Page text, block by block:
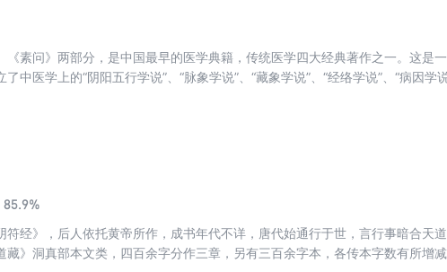
《素问》两部分，是中国最早的医学典籍，传统医学四大经典著作之一。这是
中医学上的“阴阳五行学说”、“脉象学说”、“藏象学说”、“经络学说”、“病因学
85.9%
符经》，后人依托黄帝所作，成书年代不详，唐代始通行于世，言行事暗合天
藏》洞真部本文类，四百余字分作三章，另有三百余字本，各传本字数有所增